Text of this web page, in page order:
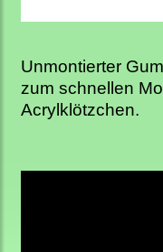
Unmontierter
zum schnellen
Acrylklötzchen.